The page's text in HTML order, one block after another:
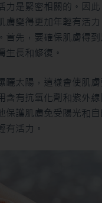
力是緊密相關的。因
膚變得更加年輕有活
首先，要確保肌膚得
生長和修復。
曬太陽，這樣會使肌膚
含有抗氧化劑和紫外
保護肌膚免受陽光和
有活力。